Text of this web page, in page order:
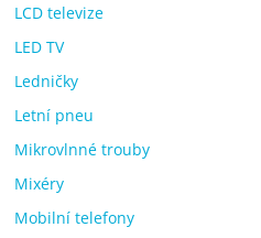
LCD televize
LED TV
Ledničky
Letní pneu
Mikrovlnné trouby
Mixéry
Mobilní telefony